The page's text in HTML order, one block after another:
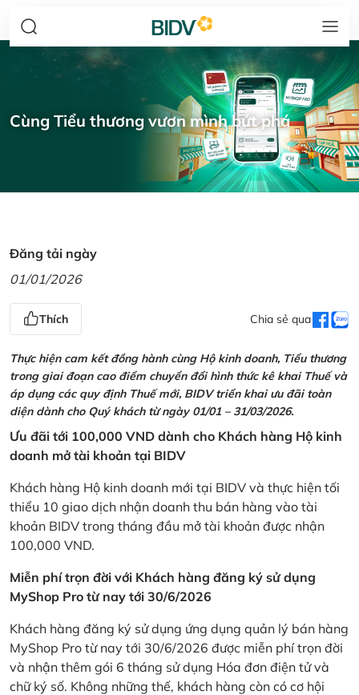
Cùng Tiểu thương vươn mình bứt phá
Đăng tải ngày
01/01/2026
Thích Chia sẻ qua
Thực hiện cam kết đồng hành cùng Hộ kinh doanh, Tiểu thương
trong giai đoạn cao điểm chuyển đổi hình thức kê khai Thuế và
áp dụng các quy định Thuế mới, BIDV triển khai ưu đãi toàn
diện dành cho Quý khách từ ngày 01/01 – 31/03/2026.
Ưu đãi tới 100,000 VND dành cho Khách hàng Hộ kinh
doanh mở tài khoản tại BIDV
Khách hàng Hộ kinh doanh mới tại BIDV và thực hiện tối
thiểu 10 giao dịch nhận doanh thu bán hàng vào tài
khoản BIDV trong tháng đầu mở tài khoản được nhận
100,000 VND.
Miễn phí trọn đời với Khách hàng đăng ký sử dụng
MyShop Pro từ nay tới 30/6/2026
Khách hàng đăng ký sử dụng ứng dụng quản lý bán hàng
MyShop Pro từ nay tới 30/6/2026 được miễn phí trọn đời
và nhận thêm gói 6 tháng sử dụng Hóa đơn điện tử và
chữ ký số. Không những thế, khách hàng còn có cơ hội